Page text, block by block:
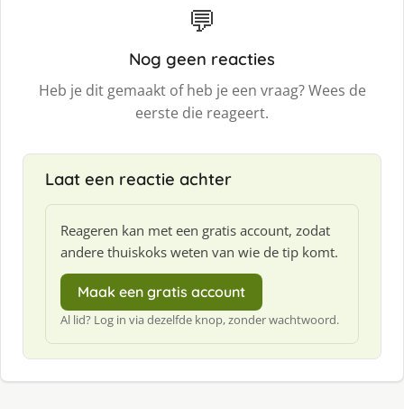
💬
Nog geen reacties
Heb je dit gemaakt of heb je een vraag? Wees de
eerste die reageert.
Laat een reactie achter
Reageren kan met een gratis account, zodat
andere thuiskoks weten van wie de tip komt.
Maak een gratis account
Al lid? Log in via dezelfde knop, zonder wachtwoord.